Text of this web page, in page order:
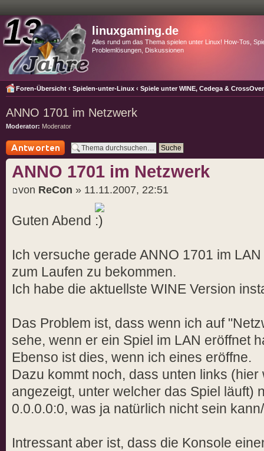
linuxgaming.de
Alles rund um das Thema spielen unter Linux! How-Tos,
Problemlösungen, Diskussionen
Foren-Übersicht ‹ Spielen-unter-Linux ‹ Spiele unter WINE, Cedega &
ANNO 1701 im Netzwerk
Moderator: Moderator
Antwort schreiben
ANNO 1701 im Netzwerk
von ReCon » 11.11.2007, 22:51
Guten Abend
Ich versuche gerade ANNO 1701 im
zum Laufen zu bekommen.
Ich habe die aktuellste WINE Version
Das Problem ist, dass wenn ich auf
sehe, wenn er ein Spiel im LAN eröffnet
Ebenso ist dies, wenn ich eines eröffne.
Dazu kommt noch, dass unten links
angezeigt, unter welcher das Spiel läuft)
0.0.0.0:0, was ja natürlich nicht sein
Intressant aber ist, dass die Konsole